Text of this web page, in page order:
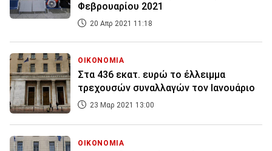
Φεβρουαρίου 2021
20 Απρ 2021 11:18
ΟΙΚΟΝΟΜΙΑ
Στα 436 εκατ. ευρώ το έλλειμμα
τρεχουσών συναλλαγών τον Ιανουάριο
23 Μαρ 2021 13:00
ΟΙΚΟΝΟΜΙΑ